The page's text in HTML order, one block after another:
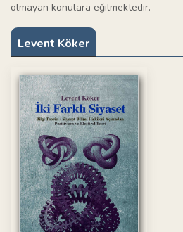
olmayan konulara eğilmektedir.
Levent Köker